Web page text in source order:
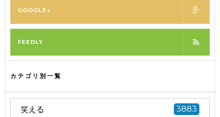
GOOGLE+
FEEDLY
カテゴリ別一覧
笑える 3883